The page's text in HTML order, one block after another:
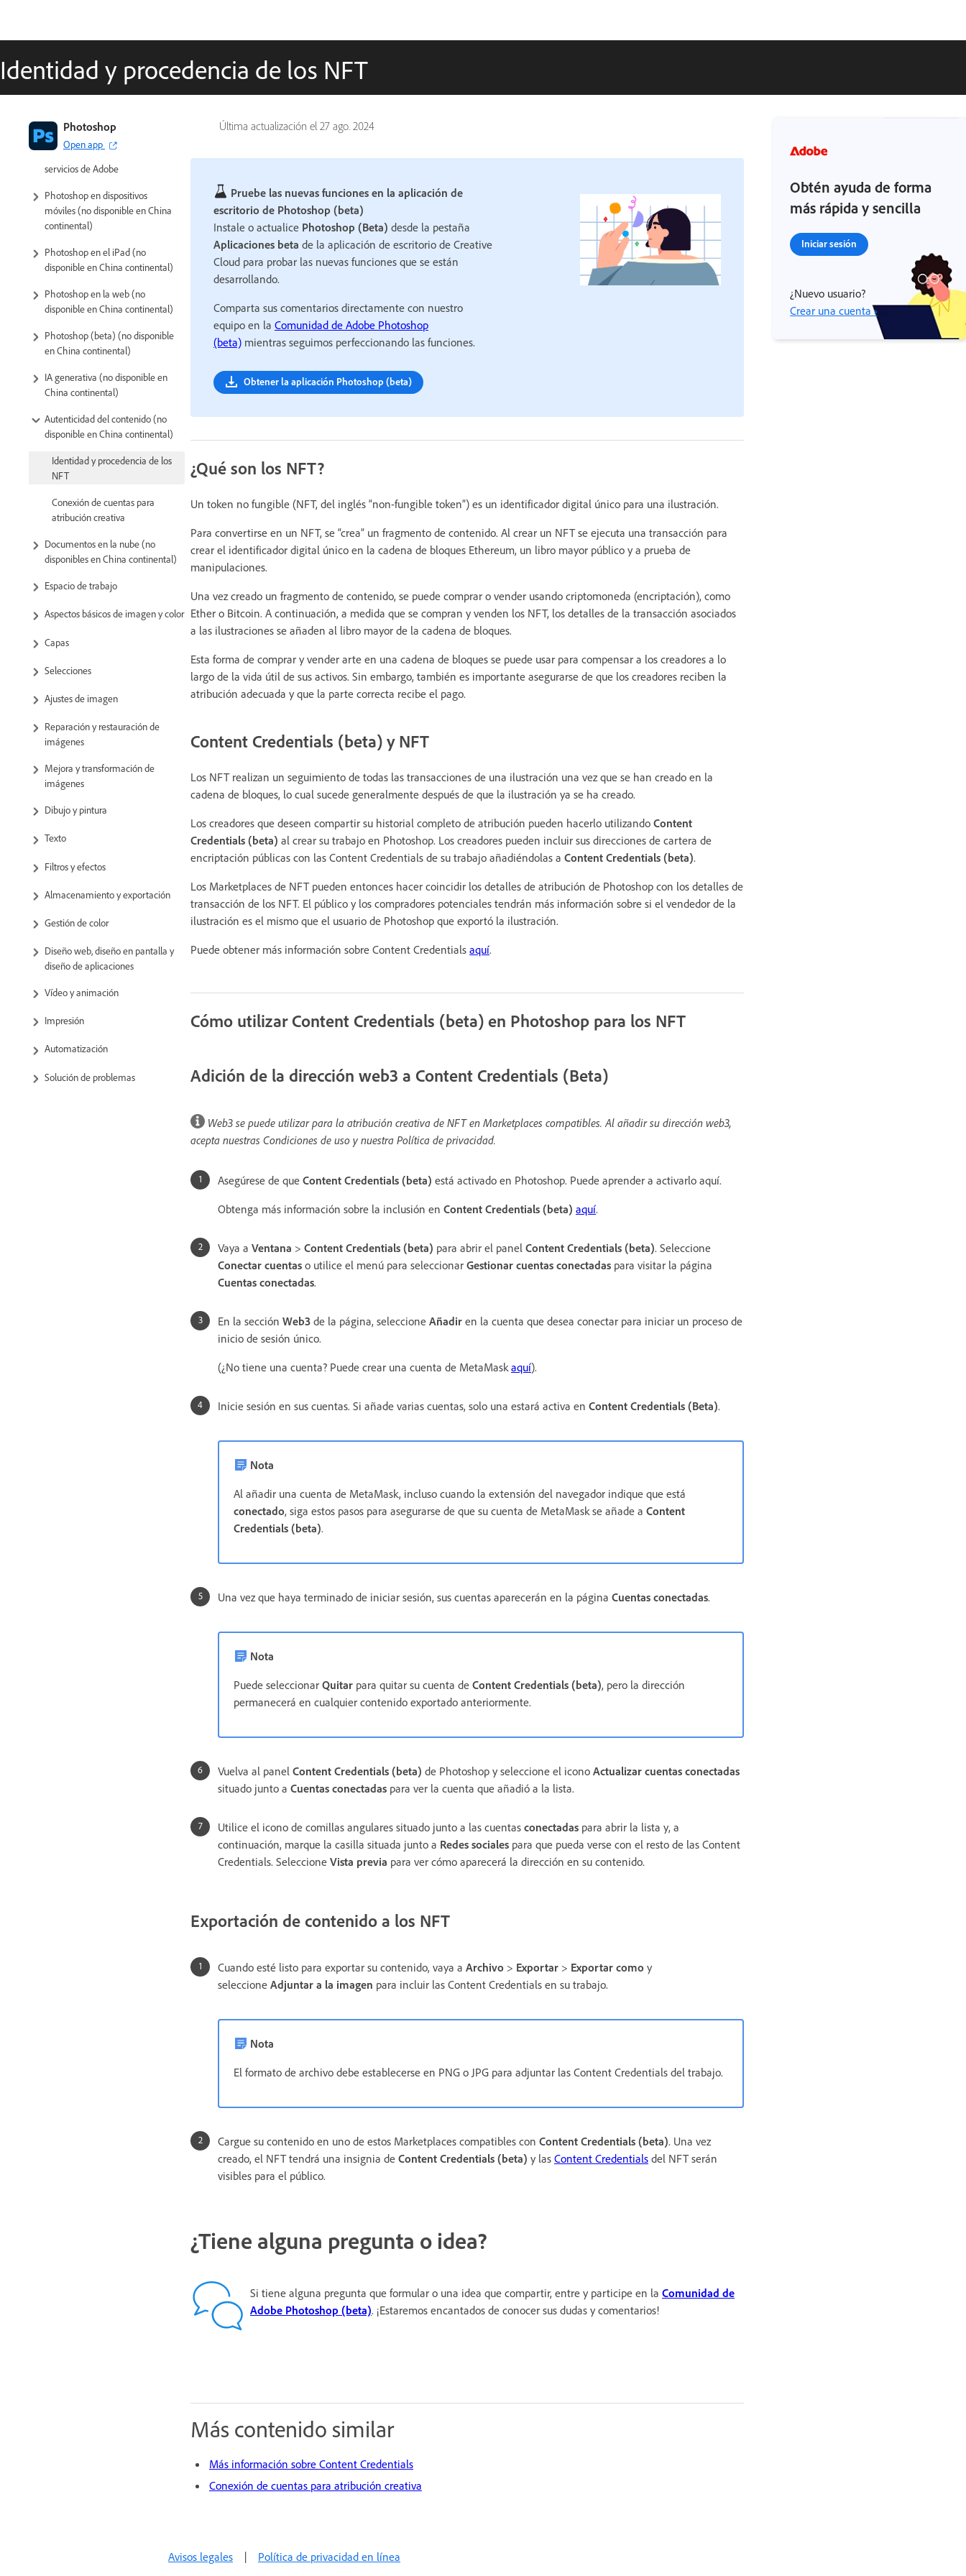
Identidad y procedencia de los NFT
Última actualización el 27 ago. 2024
Photoshop
Open app
Introducción a Photoshop
Photoshop y otros productos y
servicios de Adobe
Photoshop en dispositivos
móviles (no disponible en China
continental)
Photoshop en el iPad (no
disponible en China continental)
Photoshop en la web (no
disponible en China continental)
Photoshop (beta) (no disponible
en China continental)
IA generativa (no disponible en
China continental)
Autenticidad del contenido (no
disponible en China continental)
Identidad y procedencia de los
NFT
Conexión de cuentas para
atribución creativa
Documentos en la nube (no
disponibles en China continental)
Espacio de trabajo
Aspectos básicos de imagen y color
Capas
Selecciones
Ajustes de imagen
Reparación y restauración de
imágenes
Mejora y transformación de
imágenes
Dibujo y pintura
Texto
Filtros y efectos
Almacenamiento y exportación
Gestión de color
Diseño web, diseño en pantalla y
diseño de aplicaciones
Vídeo y animación
Impresión
Automatización
Solución de problemas
Pruebe las nuevas funciones en la aplicación de
escritorio de Photoshop (beta)
Instale o actualice Photoshop (Beta) desde la pestaña
Aplicaciones beta de la aplicación de escritorio de Creative
Cloud para probar las nuevas funciones que se están
desarrollando.
Comparta sus comentarios directamente con nuestro
equipo en la Comunidad de Adobe Photoshop
(beta) mientras seguimos perfeccionando las funciones.
Obtener la aplicación Photoshop (beta)
¿Qué son los NFT?
Un token no fungible (NFT, del inglés “non-fungible token”) es un identificador digital único para una ilustración.
Para convertirse en un NFT, se “crea” un fragmento de contenido. Al crear un NFT se ejecuta una transacción para
crear el identificador digital único en la cadena de bloques Ethereum, un libro mayor público y a prueba de
manipulaciones.
Una vez creado un fragmento de contenido, se puede comprar o vender usando criptomoneda (encriptación), como
Ether o Bitcoin. A continuación, a medida que se compran y venden los NFT, los detalles de la transacción asociados
a las ilustraciones se añaden al libro mayor de la cadena de bloques.
Esta forma de comprar y vender arte en una cadena de bloques se puede usar para compensar a los creadores a lo
largo de la vida útil de sus activos. Sin embargo, también es importante asegurarse de que los creadores reciben la
atribución adecuada y que la parte correcta recibe el pago.
Content Credentials (beta) y NFT
Los NFT realizan un seguimiento de todas las transacciones de una ilustración una vez que se han creado en la
cadena de bloques, lo cual sucede generalmente después de que la ilustración ya se ha creado.
Los creadores que deseen compartir su historial completo de atribución pueden hacerlo utilizando Content
Credentials (beta) al crear su trabajo en Photoshop. Los creadores pueden incluir sus direcciones de cartera de
encriptación públicas con las Content Credentials de su trabajo añadiéndolas a Content Credentials (beta).
Los Marketplaces de NFT pueden entonces hacer coincidir los detalles de atribución de Photoshop con los detalles de
transacción de los NFT. El público y los compradores potenciales tendrán más información sobre si el vendedor de la
ilustración es el mismo que el usuario de Photoshop que exportó la ilustración.
Puede obtener más información sobre Content Credentials aquí.
Cómo utilizar Content Credentials (beta) en Photoshop para los NFT
Adición de la dirección web3 a Content Credentials (Beta)
Web3 se puede utilizar para la atribución creativa de NFT en Marketplaces compatibles. Al añadir su dirección web3,
acepta nuestras Condiciones de uso y nuestra Política de privacidad.
Asegúrese de que Content Credentials (beta) está activado en Photoshop. Puede aprender a activarlo aquí.
Obtenga más información sobre la inclusión en Content Credentials (beta) aquí.
Vaya a Ventana > Content Credentials (beta) para abrir el panel Content Credentials (beta). Seleccione
Conectar cuentas o utilice el menú para seleccionar Gestionar cuentas conectadas para visitar la página
Cuentas conectadas.
En la sección Web3 de la página, seleccione Añadir en la cuenta que desea conectar para iniciar un proceso de
inicio de sesión único.
(¿No tiene una cuenta? Puede crear una cuenta de MetaMask aquí).
Inicie sesión en sus cuentas. Si añade varias cuentas, solo una estará activa en Content Credentials (Beta).
Nota
Al añadir una cuenta de MetaMask, incluso cuando la extensión del navegador indique que está
conectado, siga estos pasos para asegurarse de que su cuenta de MetaMask se añade a Content
Credentials (beta).
Una vez que haya terminado de iniciar sesión, sus cuentas aparecerán en la página Cuentas conectadas.
Nota
Puede seleccionar Quitar para quitar su cuenta de Content Credentials (beta), pero la dirección
permanecerá en cualquier contenido exportado anteriormente.
Vuelva al panel Content Credentials (beta) de Photoshop y seleccione el icono Actualizar cuentas conectadas
situado junto a Cuentas conectadas para ver la cuenta que añadió a la lista.
Utilice el icono de comillas angulares situado junto a las cuentas conectadas para abrir la lista y, a
continuación, marque la casilla situada junto a Redes sociales para que pueda verse con el resto de las Content
Credentials. Seleccione Vista previa para ver cómo aparecerá la dirección en su contenido.
Exportación de contenido a los NFT
Cuando esté listo para exportar su contenido, vaya a Archivo > Exportar > Exportar como y
seleccione Adjuntar a la imagen para incluir las Content Credentials en su trabajo.
Nota
El formato de archivo debe establecerse en PNG o JPG para adjuntar las Content Credentials del trabajo.
Cargue su contenido en uno de estos Marketplaces compatibles con Content Credentials (beta). Una vez
creado, el NFT tendrá una insignia de Content Credentials (beta) y las Content Credentials del NFT serán
visibles para el público.
¿Tiene alguna pregunta o idea?
Si tiene alguna pregunta que formular o una idea que compartir, entre y participe en la Comunidad de
Adobe Photoshop (beta). ¡Estaremos encantados de conocer sus dudas y comentarios!
Más contenido similar
Más información sobre Content Credentials
Conexión de cuentas para atribución creativa
Obtén ayuda de forma
más rápida y sencilla
Iniciar sesión
¿Nuevo usuario?
Crear una cuenta ›
Avisos legales | Política de privacidad en línea